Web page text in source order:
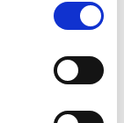
cui tecnologia